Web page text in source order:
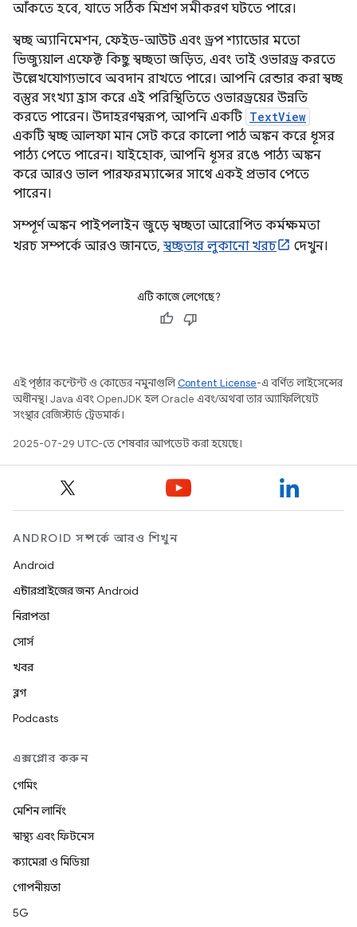
আঁকতে হবে, যাতে সঠিক মিশ্রণ সমীকরণ ঘটতে পারে।
স্বচ্ছ অ্যানিমেশন, ফেইড-আউট এবং ড্রপ শ্যাডোর মতো
ভিজ্যুয়াল এফেক্ট কিছু স্বচ্ছতা জড়িত, এবং তাই ওভারড্র করতে
উল্লেখযোগ্যভাবে অবদান রাখতে পারে। আপনি রেন্ডার করা স্বচ্ছ
বস্তুর সংখ্যা হ্রাস করে এই পরিস্থিতিতে ওভারড্রয়ের উন্নতি
করতে পারেন। উদাহরণস্বরূপ, আপনি একটি TextView
একটি স্বচ্ছ আলফা মান সেট করে কালো পাঠ অঙ্কন করে ধূসর
পাঠ্য পেতে পারেন। যাইহোক, আপনি ধূসর রঙে পাঠ্য অঙ্কন
করে আরও ভাল পারফরম্যান্সের সাথে একই প্রভাব পেতে
পারেন।
সম্পূর্ণ অঙ্কন পাইপলাইন জুড়ে স্বচ্ছতা আরোপিত কর্মক্ষমতা
খরচ সম্পর্কে আরও জানতে,স্বচ্ছতার লুকানো খরচ দেখুন।
এটি কাজে লেগেছে?
এই পৃষ্ঠার কন্টেন্ট ও কোডের নমুনাগুলিContent License-এ বর্ণিত লাইসেন্সের
অধীনস্থ। Java এবং OpenJDK হল Oracle এবং/অথবা তার অ্যাফিলিয়েট
সংস্থার রেজিস্টার্ড ট্রেডমার্ক।
2025-07-29 UTC-তে শেষবার আপডেট করা হয়েছে।
ANDROID সম্পর্কে আরও শিখুন
Android
এন্টারপ্রাইজের জন্য Android
নিরাপত্তা
সোর্স
খবর
ব্লগ
Podcasts
এক্সপ্লোর করুন
গেমিং
মেশিন লার্নিং
স্বাস্থ্য এবং ফিটনেস
ক্যামেরা ও মিডিয়া
গোপনীয়তা
5G